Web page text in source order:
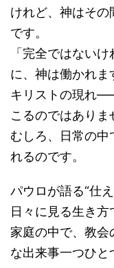
けれど、神はその
です。
「完全ではない
に、神は働かれま
キリストの現れ
こるのではありま
むしろ、日常の
れるのです。
パウロが語る“仕
日々に見る生き方
家庭の中で、教
な出来事一つひ